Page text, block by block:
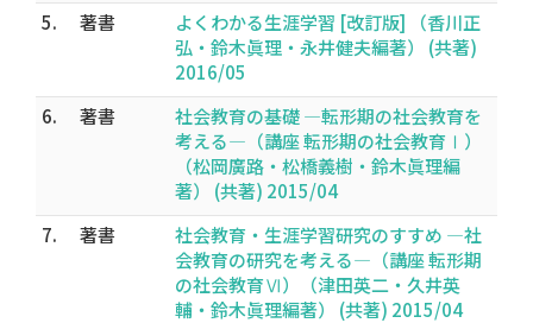
5.
著書
よくわかる生涯学習 [改訂版] （香川正
弘・鈴木眞理・永井健夫編著） (共著)
2016/05
6.
著書
社会教育の基礎 ―転形期の社会教育を
考える―（講座 転形期の社会教育Ⅰ）
（松岡廣路・松橋義樹・鈴木眞理編
著） (共著) 2015/04
7.
著書
社会教育・生涯学習研究のすすめ ―社
会教育の研究を考える―（講座 転形期
の社会教育Ⅵ）（津田英二・久井英
輔・鈴木眞理編著） (共著) 2015/04